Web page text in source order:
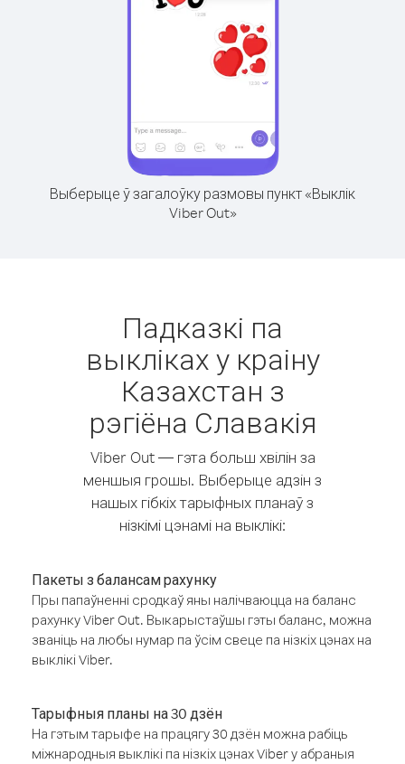
Выберыце ў загалоўку размовы пункт «Выклік
Viber Out»
Падказкі па
выкліках у краіну
Казахстан з
рэгіёна Славакія
Viber Out — гэта больш хвілін за
меншыя грошы. Выберыце адзін з
нашых гібкіх тарыфных планаў з
нізкімі цэнамі на выклікі:
Пакеты з балансам рахунку
Пры папаўненні сродкаў яны налічваюцца на баланс
рахунку Viber Out. Выкарыстаўшы гэты баланс, можна
званіць на любы нумар па ўсім свеце па нізкіх цэнах на
выклікі Viber.
Тарыфныя планы на 30 дзён
На гэтым тарыфе на працягу 30 дзён можна рабіць
міжнародныя выклікі па нізкіх цэнах Viber у абраныя